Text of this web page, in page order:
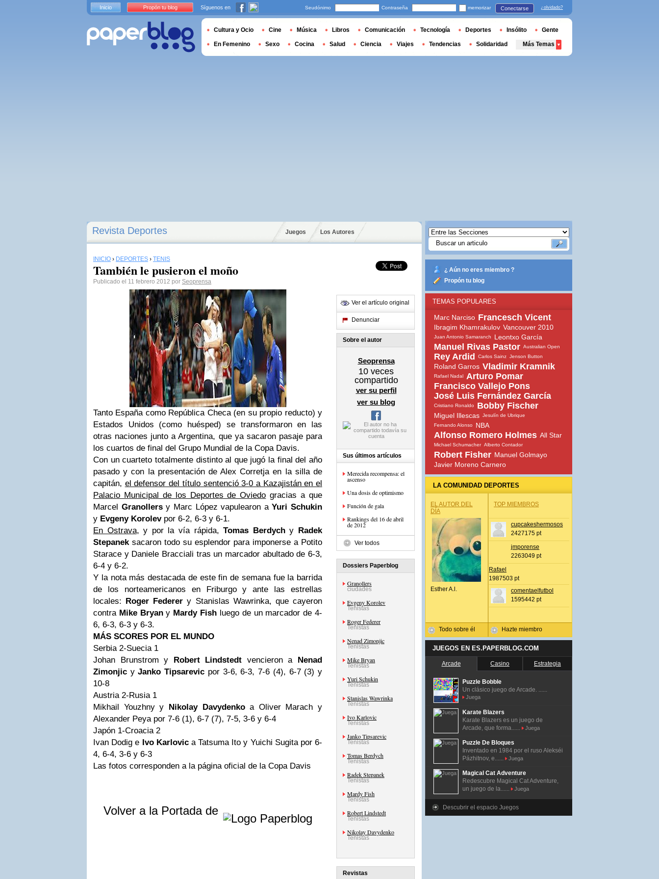
Revista Deportes Juegos Los Autores
INICIO › DEPORTES › TENIS
También le pusieron el moño
Publicado el 11 febrero 2012 por Seoprensa
Tanto España como República Checa (en su propio reducto) y
Estados Unidos (como huésped) se transformaron en las
otras naciones junto a Argentina, que ya sacaron pasaje para
los cuartos de final del Grupo Mundial de la Copa Davis.
Con un cuarteto totalmente distinto al que jugó la final del año
pasado y con la presentación de Alex Corretja en la silla de
capitán, el defensor del título sentenció 3-0 a Kazajistán en el
Palacio Municipal de los Deportes de Oviedo gracias a que
Marcel Granollersy Marc López vapulearon aYuri Schukin
y Evgeny Korolevpor 6-2, 6-3 y 6-1.
En Ostrava, y por la vía rápida,Tomas Berdychy Radek
Stepaneksacaron todo su esplendor para imponerse a Potito
Starace y Daniele Bracciali tras un marcador abultado de 6-3,
6-4 y 6-2.
Y la nota más destacada de este fin de semana fue la barrida
de los norteamericanos en Friburgo y ante las estrellas
locales: Roger Federer y Stanislas Wawrinka, que cayeron
contra Mike Bryany Mardy Fish luego de un marcador de 4-
6, 6-3, 6-3 y 6-3.
MÁS SCORES POR EL MUNDO
Serbia 2-Suecia 1
Johan Brunstrom y Robert Lindstedt vencieron a Nenad
Zimonjic yJanko Tipsarevic por 3-6, 6-3, 7-6 (4), 6-7 (3) y
10-8
Austria 2-Rusia 1
Mikhail Youzhny y Nikolay Davydenkoa Oliver Marach y
Alexander Peya por 7-6 (1), 6-7 (7), 7-5, 3-6 y 6-4
Japón 1-Croacia 2
Ivan Dodig e Ivo Karlovica Tatsuma Ito y Yuichi Sugita por 6-
4, 6-4, 3-6 y 6-3
Las fotos corresponden a la página oficial de la Copa Davis
Volver a la Portada de
Ver el artículo original
Denunciar
Sobre el autor
Seoprensa
10 veces
compartido
ver su perfil
ver su blog
Sus últimos artículos
Merecida recompensa: el
ascenso
Una dosis de optimismo
Función de gala
Rankings del 16 de abril
de 2012
Ver todos
Dossiers Paperblog
Granollers
ciudades
Evgeny Korolev
Tenistas
Roger Federer
Tenistas
Nenad Zimonjic
Tenistas
Mike Bryan
Tenistas
Yuri Schukin
Tenistas
Stanislas Wawrinka
Tenistas
Ivo Karlovic
Tenistas
Janko Tipsarevic
Tenistas
Tomas Berdych
Tenistas
Radek Stepanek
Tenistas
Mardy Fish
Tenistas
Robert Lindstedt
Tenistas
Nikolay Davydenko
Tenistas
Revistas
¿ Aún no eres miembro ?
Propón tu blog
TEMAS POPULARES
Marc Narciso Francesch Vicent
Ibragim Khamrakulov Vancouver 2010
Juan Antonio Samaranch Leontxo García
Manuel Rivas Pastor Australian Open
Rey Ardid Carlos Sainz Jenson Button
Roland Garros Vladimir Kramnik
Rafael Nadal Arturo Pomar
Francisco Vallejo Pons
José Luis Fernández García
Cristiano Ronaldo Bobby Fischer
Miguel Illescas Jesulín de Ubrique
Fernando Alonso
NBA
Alfonso Romero Holmes All Star
Michael Schumacher Alberto Contador
Robert Fisher Manuel Golmayo
Javier Moreno Carnero
LA COMUNIDAD DEPORTES
EL AUTOR DEL
DÍA
Esther A.l.
Todo sobre él
TOP MIEMBROS
cupcakeshermosos
2427175 pt
jmporense
2263049 pt
Rafael
1987503 pt
comentaelfutbol
1595442 pt
Hazte miembro
JUEGOS EN ES.PAPERBLOG.COM
Arcade Casino Estrategia
Puzzle Bobble
Un clásico juego de Arcade. ......
Juega
Karate Blazers
Karate Blazers es un juego de
Arcade, que forma......
Juega
Puzzle De Bloques
Inventado en 1984 por el ruso Alekséi
Pázhitnov, e......
Juega
Magical Cat Adventure
Redescubre Magical Cat Adventure,
un juego de la......
Juega
Descubrir el espacio Juegos
Inicio Propón tu blog Síguenos en Seudónimo Contraseña memorizar Conectarse ¿olvidado?
Cultura y Ocio Cine Música Libros Comunicación Tecnología Deportes Insólito Gente
En Femenino Sexo Cocina Salud Ciencia Viajes Tendencias Solidaridad Más Temas